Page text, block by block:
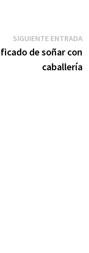
SIGUIENTE ENTRADA
de soñar con
caballería